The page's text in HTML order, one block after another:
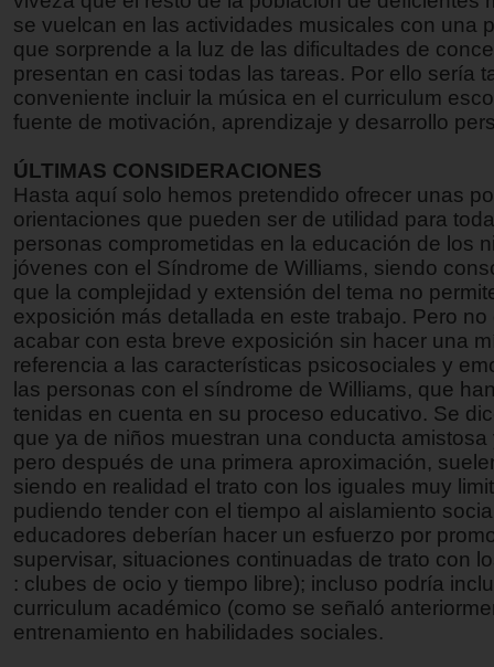
se vuelcan en las actividades musicales con una
que sorprende a la luz de las dificultades de
presentan en casi todas las tareas. Por ello sería
conveniente incluir la música en el curriculum
fuente de motivación, aprendizaje y desarrollo
ÚLTIMAS CONSIDERACIONES
Hasta aquí solo hemos pretendido ofrecer unas
orientaciones que pueden ser de utilidad para
personas comprometidas en la educación de los
jóvenes con el Síndrome de Williams, siendo
que la complejidad y extensión del tema no
exposición más detallada en este trabajo. Pero no
acabar con esta breve exposición sin hacer una
referencia a las características psicosociales y
las personas con el síndrome de Williams, que
tenidas en cuenta en su proceso educativo. Se
que ya de niños muestran una conducta amistosa
pero después de una primera aproximación,
siendo en realidad el trato con los iguales muy
pudiendo tender con el tiempo al aislamiento
educadores deberían hacer un esfuerzo por
supervisar, situaciones continuadas de trato con
: clubes de ocio y tiempo libre); incluso podría
curriculum académico (como se señaló
entrenamiento en habilidades sociales.